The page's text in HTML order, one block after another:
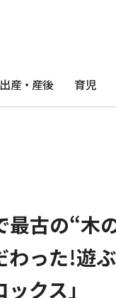
出産・産後 育児
最古の“木
わった!遊
クス」